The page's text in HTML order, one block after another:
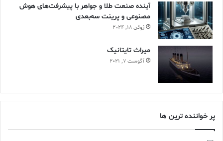
آینده صنعت طلا و جواهر با پیشرفت‌های هوش
مصنوعی و پرینت سه‌بعدی
ژوئن 18, 2024
ميراث تايتانيک
آگوست 7, 2021
پر خواننده ترین ها